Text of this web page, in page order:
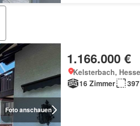
Foto anschauen
1.166.000 €
Kelsterbach,
16 Zimmer